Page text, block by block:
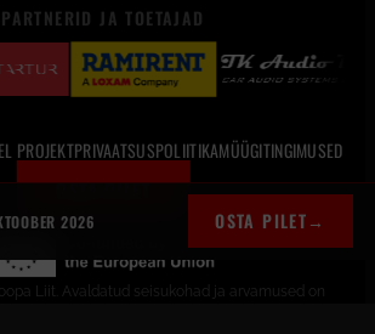
OSTA PILET
2026 OSTA PILET→
PARTNERID JA TOETAJAD
EL PROJEKTPRIVAATSUSPOLIITIKAMÜÜGITINGIMUSED
Liit. Avaldatud seisukohad ja arvamused on